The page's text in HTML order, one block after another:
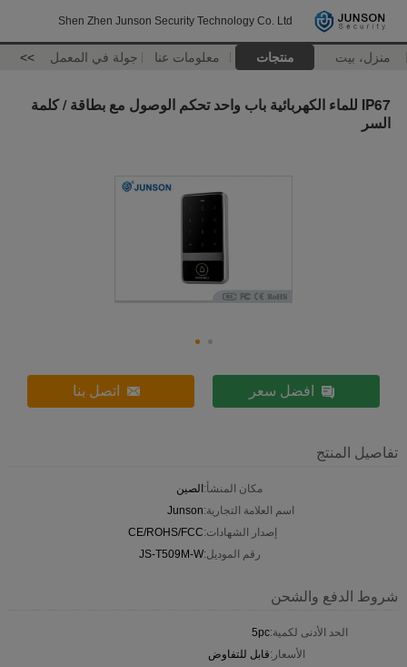
Shen Zhen Junson Security Technology Co. Ltd
منزل، بيت منتجات معلومات عنا جولة في المعمل >>
IP67 للماء الكهربائية باب واحد تحكم الوصول مع بطاقة / كلمة
السر
افضل سعر اتصل بنا
تفاصيل المنتج
مكان المنشأ:الصين
اسم العلامة التجارية:Junson
إصدار الشهادات:CE/ROHS/FCC
رقم الموديل:JS-T509M-W
شروط الدفع والشحن
الحد الأدنى لكمية:5pc
الأسعار:قابل للتفاوض